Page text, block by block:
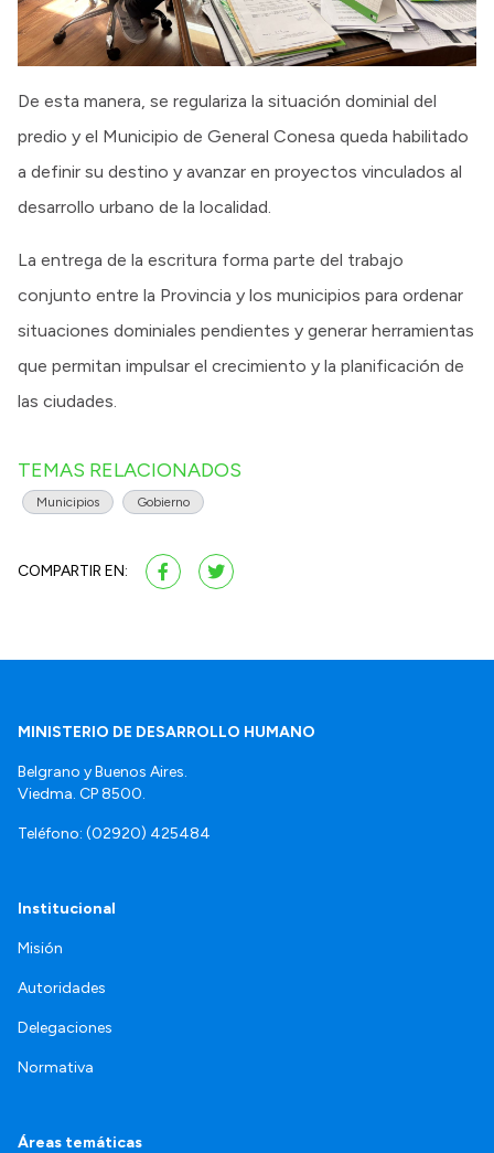
De esta manera, se regulariza la situación dominial del
predio y el Municipio de General Conesa queda habilitado
a definir su destino y avanzar en proyectos vinculados al
desarrollo urbano de la localidad.
La entrega de la escritura forma parte del trabajo
conjunto entre la Provincia y los municipios para ordenar
situaciones dominiales pendientes y generar herramientas
que permitan impulsar el crecimiento y la planificación de
las ciudades.
TEMAS RELACIONADOS
Municipios Gobierno
COMPARTIR EN:
MINISTERIO DE DESARROLLO HUMANO
Belgrano y Buenos Aires.
Viedma. CP 8500.
Teléfono: (02920) 425484
Institucional
Misión
Autoridades
Delegaciones
Normativa
Áreas temáticas